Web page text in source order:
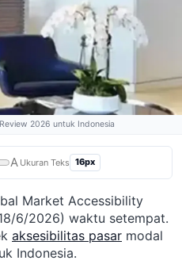
2026 untuk Indonesia
A Ukuran Teks 16px
Market Accessibility
6/2026) waktu setempat.
aksesibilitas pasar modal
Indonesia.